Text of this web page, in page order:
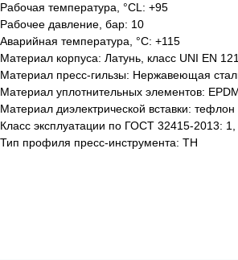
Рабочая температура, °СL: +95
Рабочее давление, бар: 10
Аварийная температура, °С: +115
Материал корпуса: Латунь, класс UNI EN
Материал пресс-гильзы: Нержавеющая
Материал уплотнительных элементов:
Материал диэлектрической вставки: тефлон
Класс эксплуатации по ГОСТ 32415-2013:
Тип профиля пресс-инструмента: TH